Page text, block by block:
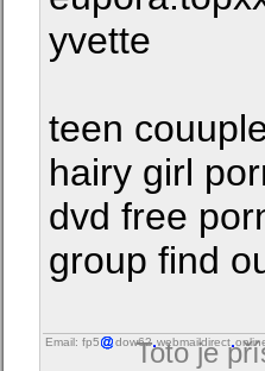
yvette
teen
hairy girl
dvd free
group find
Email: fp5 dow62 webmaildirect
Toto je